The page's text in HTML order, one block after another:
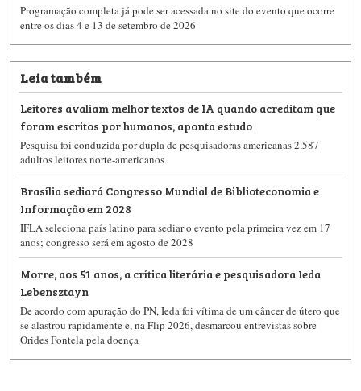
Programação completa já pode ser acessada no site do evento que ocorre
entre os dias 4 e 13 de setembro de 2026
Leia também
Leitores avaliam melhor textos de IA quando acreditam que
foram escritos por humanos, aponta estudo
Pesquisa foi conduzida por dupla de pesquisadoras americanas 2.587
adultos leitores norte-americanos
Brasília sediará Congresso Mundial de Biblioteconomia e
Informação em 2028
IFLA seleciona país latino para sediar o evento pela primeira vez em 17
anos; congresso será em agosto de 2028
Morre, aos 51 anos, a crítica literária e pesquisadora Ieda
Lebensztayn
De acordo com apuração do PN, Ieda foi vítima de um câncer de útero que
se alastrou rapidamente e, na Flip 2026, desmarcou entrevistas sobre
Orides Fontela pela doença